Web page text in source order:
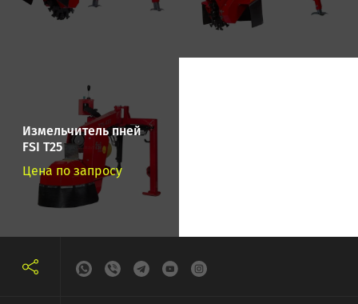
Измельчитель пней
FSI T25
Цена по запросу